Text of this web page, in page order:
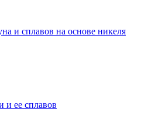
и сплавов на основе никеля
и ее сплавов